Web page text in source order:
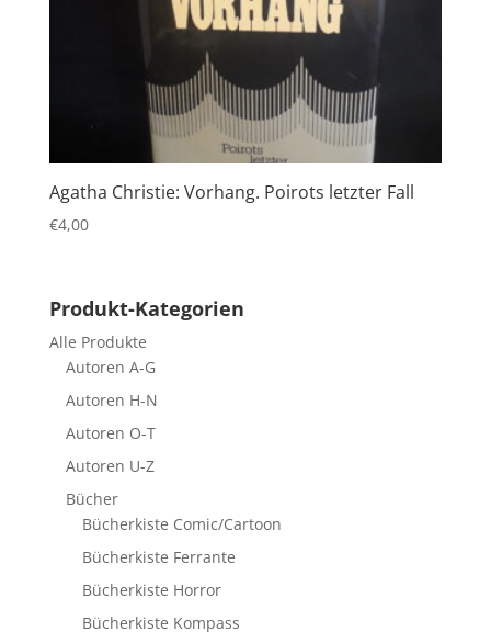
Agatha Christie: Vorhang. Poirots letzter Fall
€4,00
Produkt-Kategorien
Alle Produkte
Autoren A-G
Autoren H-N
Autoren O-T
Autoren U-Z
Bücher
Bücherkiste Comic/Cartoon
Bücherkiste Ferrante
Bücherkiste Horror
Bücherkiste Kompass